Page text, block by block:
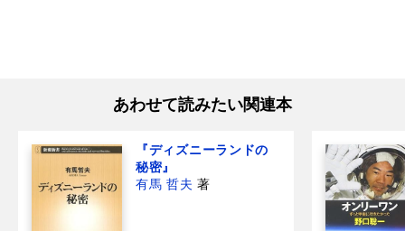
あわせて読みたい関連本
『ディズニーランドの
秘密』
有馬 哲夫 著